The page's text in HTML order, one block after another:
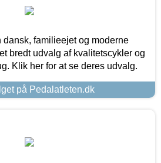
dansk, familieejet og moderne
bredt udvalg af kvalitetscykler og
Klik her for at se deres udvalg.
på Pedalatleten.dk